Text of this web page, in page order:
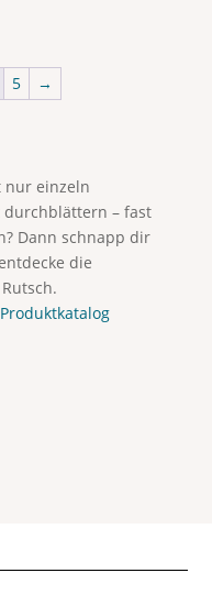
5 →
nur einzeln
– fast
Dann schnapp dir
die